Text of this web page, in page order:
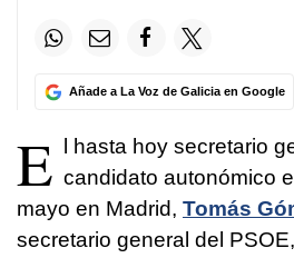
Añade a La Voz de Galicia en Google
E
l hasta hoy secretario
candidato autonómico
mayo en Madrid, Tomás
secretario general del PSOE,